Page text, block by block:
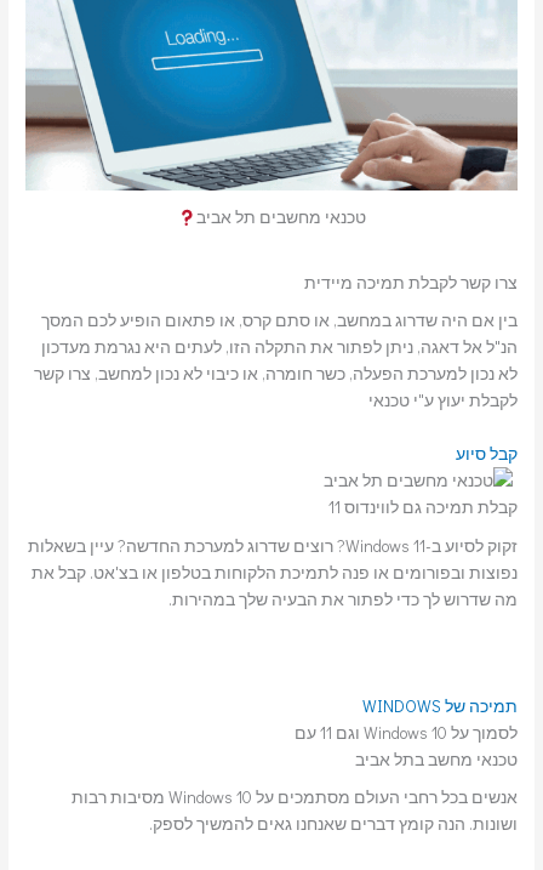
טכנאי מחשבים תל אביב
צרו קשר לקבלת תמיכה מיידית
בין אם היה שדרוג במחשב, או סתם קרס, או פתאום הופיע לכם המסך
הנ"ל אל דאגה, ניתן לפתור את התקלה הזו, לעתים היא נגרמת מעדכון
לא נכון למערכת הפעלה, כשר חומרה, או כיבוי לא נכון למחשב, צרו קשר
לקבלת יעוץ ע"י טכנאי
קבל סיוע
קבלת תמיכה גם לווינדוס 11
זקוק לסיוע ב-Windows 11? רוצים שדרוג למערכת החדשה? עיין בשאלות
נפוצות ובפורומים או פנה לתמיכת הלקוחות בטלפון או בצ'אט. קבל את
מה שדרוש לך כדי לפתור את הבעיה שלך במהירות.
תמיכה של WINDOWS
לסמוך על Windows 10 וגם 11 עם
טכנאי מחשב בתל אביב
אנשים בכל רחבי העולם מסתמכים על Windows 10 מסיבות רבות
ושונות. הנה קומץ דברים שאנחנו גאים להמשיך לספק.